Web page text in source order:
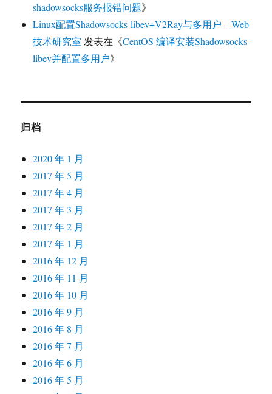
shadowsocks服务报错问题》
Linux配置Shadowsocks-libev+V2Ray与多用户 – Web
技术研究室 发表在《CentOS 编译安装Shadowsocks-
libev并配置多用户》
归档
2020 年 1 月
2017 年 5 月
2017 年 4 月
2017 年 3 月
2017 年 2 月
2017 年 1 月
2016 年 12 月
2016 年 11 月
2016 年 10 月
2016 年 9 月
2016 年 8 月
2016 年 7 月
2016 年 6 月
2016 年 5 月